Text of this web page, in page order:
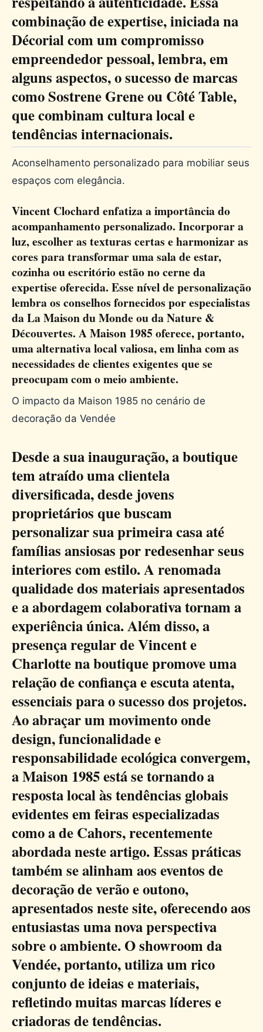
combinação de expertise, iniciada na
Décorial com um compromisso
empreendedor pessoal, lembra, em
alguns aspectos, o sucesso de marcas
como Sostrene Grene ou Côté Table,
que combinam cultura local e
tendências internacionais.
Aconselhamento personalizado para mobiliar seus
espaços com elegância.
Vincent Clochard enfatiza a importância do
acompanhamento personalizado. Incorporar a
luz, escolher as texturas certas e harmonizar as
cores para transformar uma sala de estar,
cozinha ou escritório estão no cerne da
expertise oferecida. Esse nível de personalização
lembra os conselhos fornecidos por especialistas
da La Maison du Monde ou da Nature &
Découvertes. A Maison 1985 oferece, portanto,
uma alternativa local valiosa, em linha com as
necessidades de clientes exigentes que se
preocupam com o meio ambiente.
O impacto da Maison 1985 no cenário de
decoração da Vendée
Desde a sua inauguração, a boutique
tem atraído uma clientela
diversificada, desde jovens
proprietários que buscam
personalizar sua primeira casa até
famílias ansiosas por redesenhar seus
interiores com estilo. A renomada
qualidade dos materiais apresentados
e a abordagem colaborativa tornam a
experiência única. Além disso, a
presença regular de Vincent e
Charlotte na boutique promove uma
relação de confiança e escuta atenta,
essenciais para o sucesso dos projetos.
Ao abraçar um movimento onde
design, funcionalidade e
responsabilidade ecológica convergem,
a Maison 1985 está se tornando a
resposta local às tendências globais
evidentes em feiras especializadas
como a de Cahors, recentemente
abordada neste artigo. Essas práticas
também se alinham aos eventos de
decoração de verão e outono,
apresentados neste site, oferecendo aos
entusiastas uma nova perspectiva
sobre o ambiente. O showroom da
Vendée, portanto, utiliza um rico
conjunto de ideias e materiais,
refletindo muitas marcas líderes e
criadoras de tendências.